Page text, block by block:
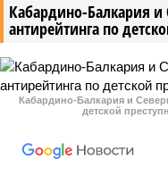
Кабардино-Балкария и
антирейтинга по
Кабардино-Балкария и
детской